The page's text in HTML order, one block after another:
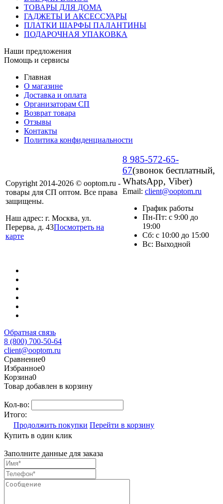
ТОВАРЫ ДЛЯ ДОМА
ГАДЖЕТЫ И АКСЕССУАРЫ
ПЛАТКИ ШАРФЫ ПАЛАНТИНЫ
ПОДАРОЧНАЯ УПАКОВКА
Наши предложения
Помощь и сервисы
Главная
О магазине
Доставка и оплата
Организаторам СП
Возврат товара
Отзывы
Контакты
Политика конфиденциальности
Copyright 2014-2026 © ooptom.ru -
товары для СП оптом. Все права
защищены.
Наш адрес: г. Москва, ул.
Перерва, д. 43Посмотреть на
карте
8 985-572-65-
67(звонок бесплатный,
WhatsApp, Viber)
Email: client@ooptom.ru
График работы
Пн-Пт: с 9:00 до
19:00
Сб: с 10:00 до 15:00
Вс: Выходной
Обратная связь
8 (800) 700-50-64
client@ooptom.ru
Сравнение0
Избранное0
Корзина0
Товар добавлен в корзину
Кол-во:
Итого:
Продолжить покупки Перейти в корзину
Купить в один клик
Заполните данные для заказа